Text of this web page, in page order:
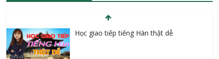
Money Counts Live – Xây dựng hệ thống